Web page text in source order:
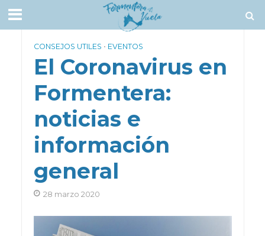
CONSEJOS UTILES • EVENTOS
El Coronavirus en
Formentera:
noticias e
información
general
28 marzo 2020